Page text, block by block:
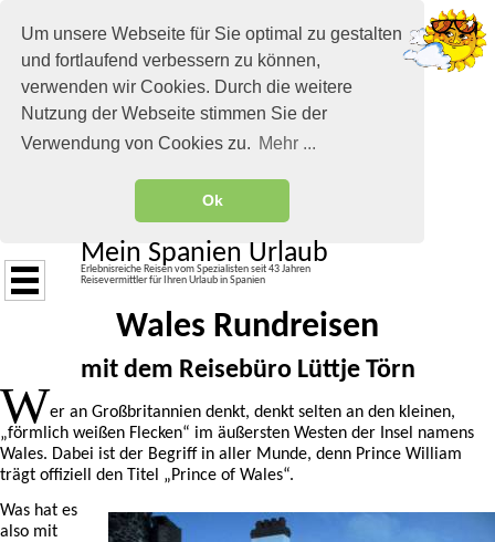
Um unsere Webseite für Sie optimal zu gestalten
und fortlaufend verbessern zu können,
verwenden wir Cookies. Durch die weitere
Nutzung der Webseite stimmen Sie der
Verwendung von Cookies zu. Mehr ...
Ok
Mein Spanien Urlaub
Erlebnisreiche Reisen vom Spezialisten seit 43 Jahren
Reisevermittler für Ihren Urlaub in Spanien
Wales Rundreisen
mit dem Reisebüro Lüttje Törn
Wer an Großbritannien denkt, denkt selten an den kleinen,
„förmlich weißen Flecken“ im äußersten Westen der Insel namens
Wales. Dabei ist der Begriff in aller Munde, denn Prince William
trägt offiziell den Titel „Prince of Wales“.
Was hat es
also mit